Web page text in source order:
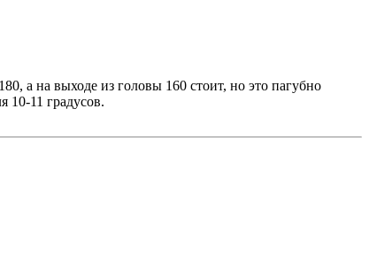
а на выходе из головы 160 стоит, но это пагубно
10-11 градусов.